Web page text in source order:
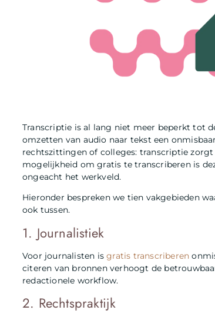
Transcriptie is al lang niet meer beperkt tot
omzetten van audio naar tekst een
rechtszittingen of colleges: transcriptie
mogelijkheid om gratis te transcriberen is
ongeacht het werkveld.
Hieronder bespreken we tien vakgebieden
ook tussen.
1. Journalistiek
Voor journalisten isgratis transcriberen
citeren van bronnen verhoogt de
redactionele workflow.
2. Rechtspraktijk